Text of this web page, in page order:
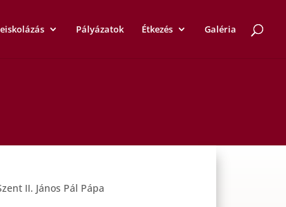
Pályázatok Étkezés Galéria
II. János Pál Pápa